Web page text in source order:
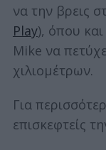
να την βρεις
Play), όπου
Mike να
χιλιομέτρων.
Για
επισκεφτείς